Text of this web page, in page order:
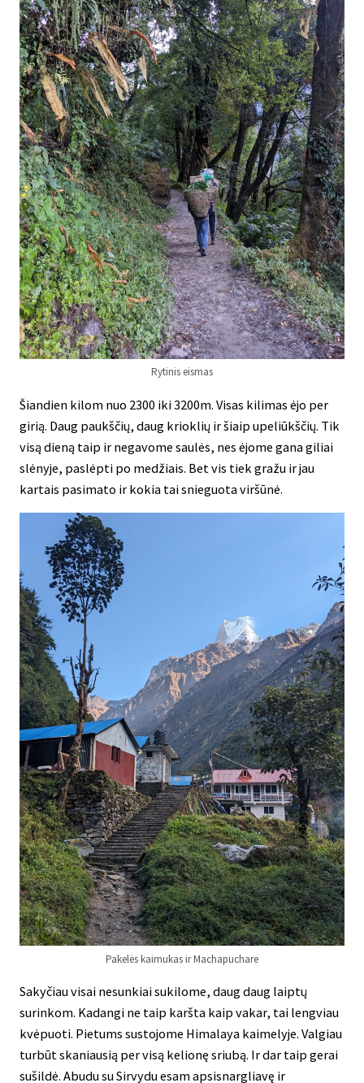
Rytinis eismas
Šiandien kilom nuo 2300 iki 3200m. Visas kilimas ėjo per
girią. Daug paukščių, daug krioklių ir šiaip upeliūkščių. Tik
visą dieną taip ir negavome saulės, nes ėjome gana giliai
slėnyje, paslėpti po medžiais. Bet vis tiek gražu ir jau
kartais pasimato ir kokia tai snieguota viršūnė.
Pakelės kaimukas ir Machapuchare
Sakyčiau visai nesunkiai sukilome, daug daug laiptų
surinkom. Kadangi ne taip karšta kaip vakar, tai lengviau
kvėpuoti. Pietums sustojome Himalaya kaimelyje. Valgiau
turbūt skaniausią per visą kelionę sriubą. Ir dar taip gerai
sušildė. Abudu su Sirvydu esam apsisnargliavę ir